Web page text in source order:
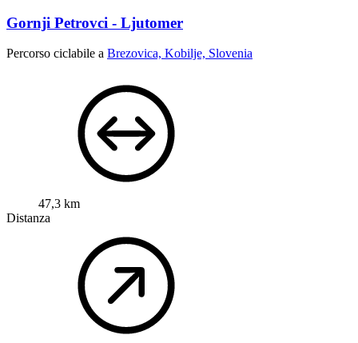
Gornji Petrovci - Ljutomer
Percorso ciclabile a Brezovica, Kobilje, Slovenia
47,3 km
Distanza